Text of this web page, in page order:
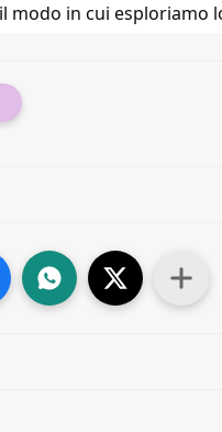
modo in cui esploriamo